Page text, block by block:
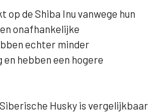
op de Shiba Inu vanwege hun
onafhankelijke
echter minder
hebben een hogere
Husky is vergelijkbaar